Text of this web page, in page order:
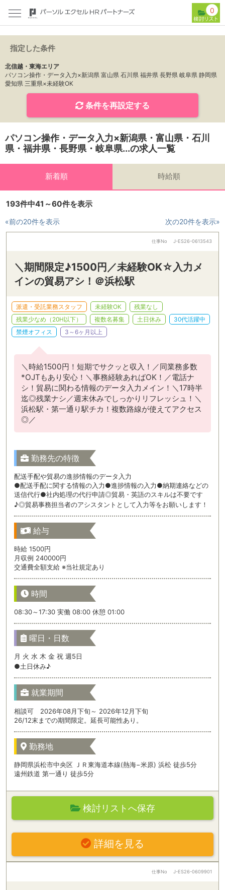
0
指定した条件
北信越・東海エリア
パソコン操作・データ入力×新潟県 富山県 石川県 福井県 長野県 岐阜県 静岡県
愛知県 三重県×未経験OK
条件を再設定する
パソコン操作・データ入力×新潟県・富山県・石川
県・福井県・長野県・岐阜県...の求人一覧
新着順 時給順
193件中41～60件を表示
«前の20件を表示 次の20件を表示»
仕事No J-ES26-0613543
＼期間限定♪1500円／未経験OK☆入力メ
インの貿易アシ！＠浜松駅
派遣・受託業務スタッフ 未経験OK
残業なし
残業少なめ（20H以下）
複数名募集 土日休み
30代活躍中
禁煙オフィス
3～6ヶ月以上
＼時給1500円！短期でサクッと収入！／同業務多数
*OJTもあり安心！＼事務経験あればOK！／電話ナ
シ！貿易に関わる情報のデータ入力メイン！＼17時半
迄◎残業ナシ／週末休みでしっかりリフレッシュ！＼
浜松駅・第一通り駅チカ！複数路線が使えてアクセス
◎／
勤務先の特徴
配送手配や貿易の進捗情報のデータ入力
●配送手配に関する情報の入力●進捗情報の入力●納期連絡などの
送信代行●社内処理の代行申請◎貿易・英語のスキルは不要です
♪◎貿易事務担当者のアシスタントとして入力等をお願いします！
給与
時給 1500円
月収例 240000円
交通費全額支給 ※当社規定あり
時間
08:30～17:30 実働 08:00 休憩 01:00
曜日・日数
月 火 水 木 金 祝 週5日
●土日休み♪
就業期間
相談可 2026年08月下旬～ 2026年12月下旬
26/12末までの期間限定。延長可能性あり。
勤務地
静岡県浜松市中央区 ＪＲ東海道本線(熱海−米原) 浜松 徒歩5分
遠州鉄道 第一通り 徒歩5分
検討リストへ保存
詳細を見る
仕事No J-ES26-0609901